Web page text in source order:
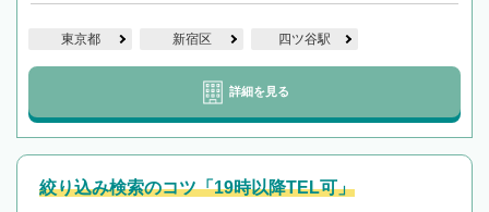
東京都 新宿区 四ツ谷駅
詳細を見る
絞り込み検索のコツ「19時以降TEL可」